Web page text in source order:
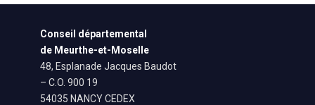
Conseil départemental
de Meurthe-et-Moselle
48, Esplanade Jacques Baudot
– C.O. 900 19
54035 NANCY CEDEX